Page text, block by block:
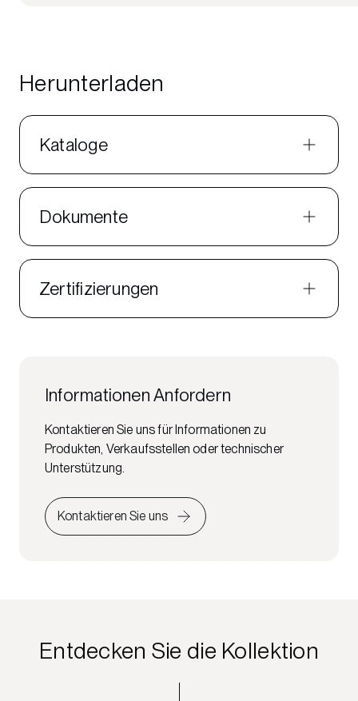
Herunterladen
Kataloge
Dokumente
Zertifizierungen
Informationen Anfordern
Kontaktieren Sie uns für Informationen zu
Produkten, Verkaufsstellen oder technischer
Unterstützung.
Kontaktieren Sie uns
Entdecken Sie die Kollektion